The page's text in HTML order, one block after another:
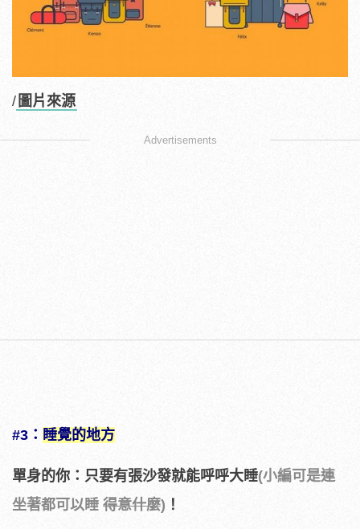
/ 圖片來源
Advertisements
#3： 睡覺的地方
單身的你：只要有張沙發就能呼呼大睡(小編可是連
坐著都可以睡 得意什麼) ！